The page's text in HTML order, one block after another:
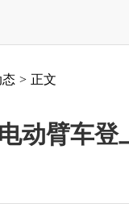
态 > 正文
动臂车登